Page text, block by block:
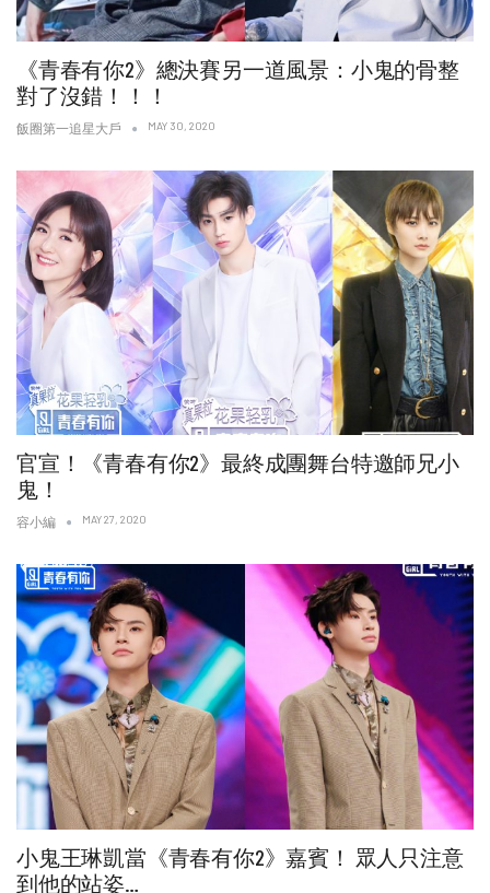
《青春有你2》總決賽另一道風景：小鬼的骨整
對了沒錯！！！
飯圈第一追星大戶 MAY 30, 2020
官宣！《青春有你2》最終成團舞台特邀師兄小
鬼！
容小編 MAY 27, 2020
小鬼王琳凱當《青春有你2》嘉賓！ 眾人只注意
到他的站姿…